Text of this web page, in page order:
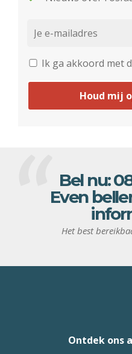
Ik ga akkoord met
Houd mij
Bel nu:
Even
Het best
Ontdek ons